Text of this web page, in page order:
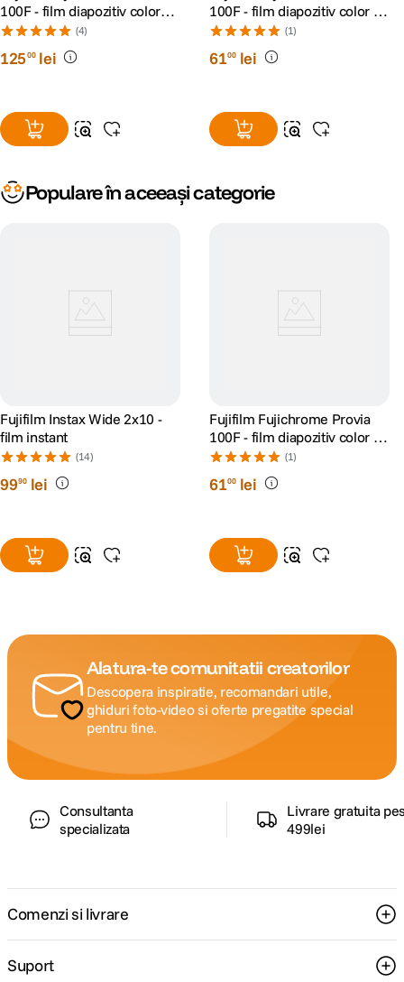
100F - film diapozitiv color
ingust (ISO 100, 135-36)
(4)
12500 lei
100F - film diapozitiv color lat
(ISO 100, 120) 1 BUC
(1)
6100 lei
Populare în aceeași categorie
Fujifilm Instax Wide 2x10 -
film instant
(14)
9990 lei
Fujifilm Fujichrome Provia
100F - film diapozitiv color lat
(ISO 100, 120) 1 BUC
(1)
6100 lei
Alatura-te comunitatii creatorilor
Descopera inspiratie, recomandari utile,
ghiduri foto-video si oferte pregatite special
pentru tine.
Consultanta
specializata
Livrare gratuita
499lei
Comenzi si livrare
Suport